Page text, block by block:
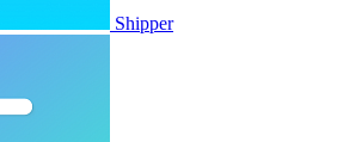
Shipper